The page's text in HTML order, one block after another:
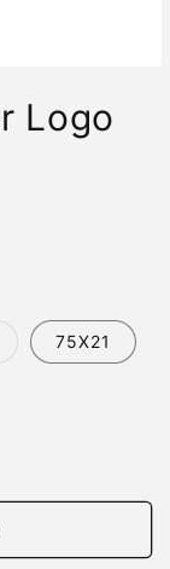
Logo
esaurita
75X21